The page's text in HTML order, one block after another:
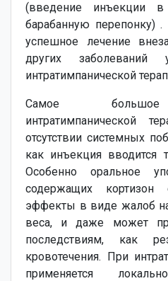
(введение инъекции
барабанную перепонку)
успешное лечение
других
интратимпанической
Самое большое
интратимпанической
отсутствии системных
как инъекция вводится
Особенно оральное
содержащих кортизон
эффекты в виде жалоб
веса, и даже может
последствиям, как
кровотечения. При
применяется